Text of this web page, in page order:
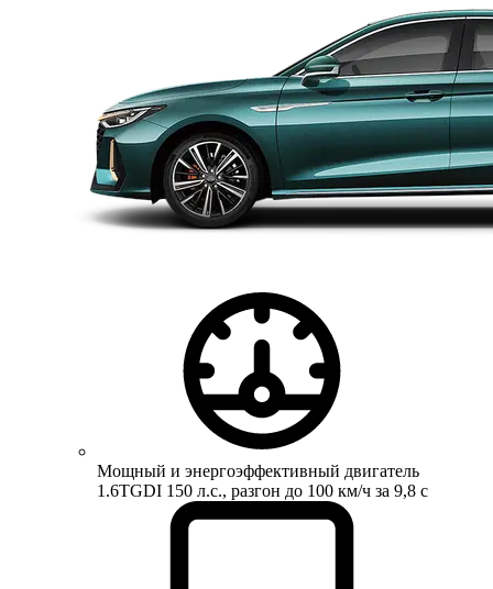
Мощный и энергоэффективный двигатель
1.6TGDI 150 л.с., разгон до 100 км/ч за 9,8 с